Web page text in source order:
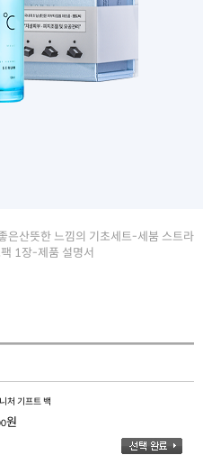
은산뜻한 느낌의 기초세트-세붐 스트라
1장-제품 설명서
처 기프트 백
원